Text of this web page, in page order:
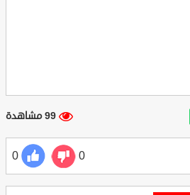
99 مشاهدة
0
0